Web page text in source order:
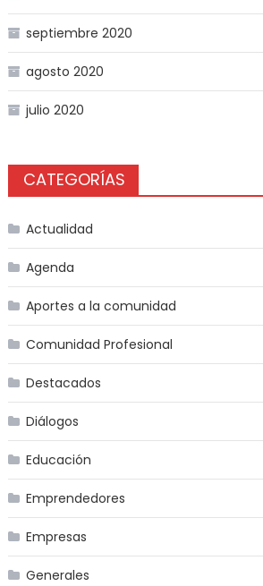
septiembre 2020
agosto 2020
julio 2020
CATEGORÍAS
Actualidad
Agenda
Aportes a la comunidad
Comunidad Profesional
Destacados
Diálogos
Educación
Emprendedores
Empresas
Generales